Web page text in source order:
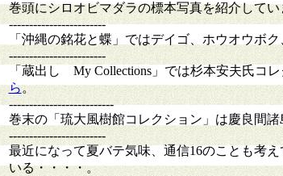
巻頭にシロオビマダラの標本写真を紹介して
------------------------
「沖縄の銘花と蝶」ではデイゴ、ホウオウボ
------------------------
「蔵出し My Collections」では杉本安夫氏コ
ら。
--------------------------
巻末の「琉大風樹館コレクション」は慶良間
------------------------
最近になって夏バテ気味、通信16のことも考
いる・・・・。